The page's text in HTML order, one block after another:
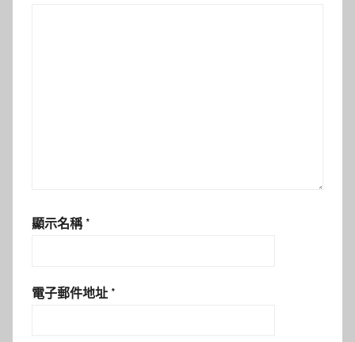
顯示名稱 *
電子郵件地址 *